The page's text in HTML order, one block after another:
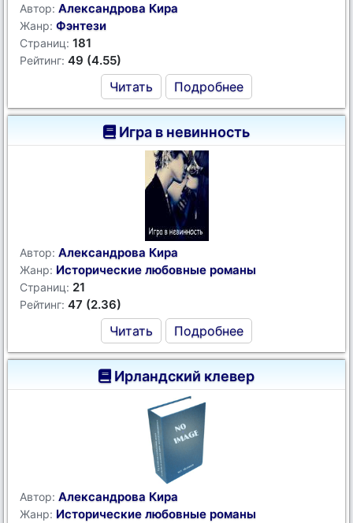
Автор: Александрова Кира
Жанр: Фэнтези
Страниц: 181
Рейтинг: 49 (4.55)
Читать Подробнее
Игра в невинность
Автор: Александрова Кира
Жанр: Исторические любовные романы
Страниц: 21
Рейтинг: 47 (2.36)
Читать Подробнее
Ирландский клевер
Автор: Александрова Кира
Жанр: Исторические любовные романы